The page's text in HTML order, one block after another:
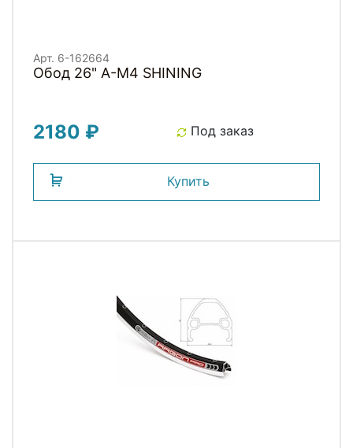
Арт. 6-162664
Обод 26" A-M4 SHINING
2180 ₽ Под заказ
Купить